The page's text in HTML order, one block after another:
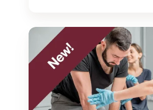
Basic
First
Aid
Course